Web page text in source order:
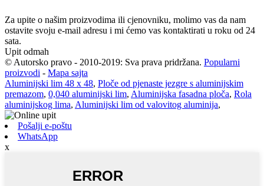
Za upite o našim proizvodima ili cjenovniku, molimo vas da nam
ostavite svoju e-mail adresu i mi ćemo vas kontaktirati u roku od 24
sata.
Upit odmah
© Autorsko pravo - 2010-2019: Sva prava pridržana. Popularni
proizvodi - Mapa sajta
Aluminijski lim 48 x 48, Ploče od pjenaste jezgre s aluminijskim
premazom, 0,040 aluminijski lim, Aluminijska fasadna ploča, Rola
aluminijskog lima, Aluminijski lim od valovitog aluminija,
Pošalji e-poštu
WhatsApp
x